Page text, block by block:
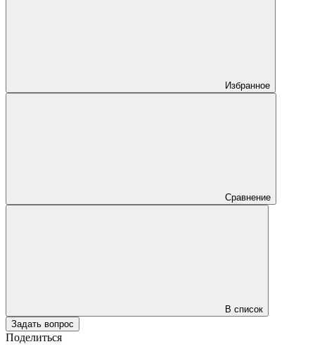
Избранное
Сравнение
В список
Задать вопрос
Поделиться